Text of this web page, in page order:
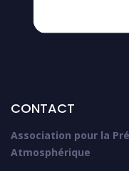
CONTACT
Association pour la
Atmosphérique